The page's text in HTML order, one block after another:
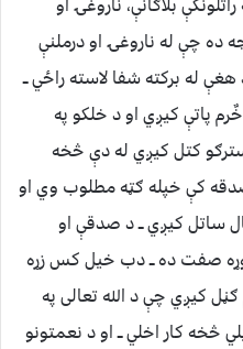
ده چې له ناروغۍ او درملنې
له برکته شفا لاسته راځي ــ
پاتې کیږي او د خلکو په
کتل کیږي له دې څخه
کې خپله ګټه مطلوب وي او
کیږي ــ د صدقې او
صفت ده ــ دب خیل کس زړه
کیږي چې د الله تعالی په
څخه کار اخلي ــ او د نعمتونو